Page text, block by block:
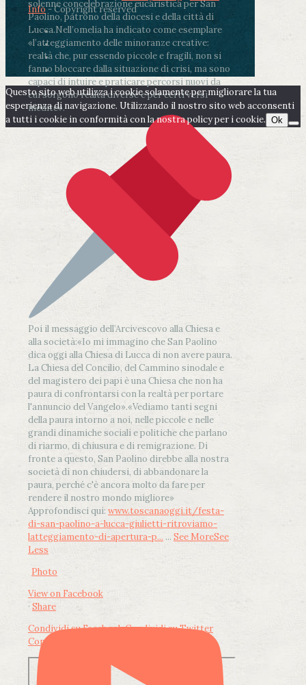
solenne concelebrazione eucaristica per San
Paolino, patrono della diocesi e della città di
Lucca.Nell’omelia ha indicato come esemplare
«l’atteggiamento delle minoranze creative:
realtà che, pur essendo piccole e fragili, non si
fanno bloccare dalla situazione di crisi, ma sono
capaci di intuire e praticare percorsi nuovi da
cui sorgono realtà diverse e per certi versi
inedite».
Poi il messaggio dell’Arcivescovo alla Chiesa e
alla società:«Io mi immagino che San Paolino
dica oggi alla Chiesa di Lucca di non avere paura.
La Chiesa del Concilio, del Cammino sinodale e
del magistero dei papi è una Chiesa che non ha
paura di confrontarsi con la realtà per portare
l'annuncio del Vangelo».«Vediamo tanti segni
della paura intorno a noi, nelle piccole e nelle
grandi dinamiche sociali e politiche che parlano
di riarmo, di chiusura e di remigrazione. Di
fronte a questo, San Paolino direbbe alla nostra
società di non chiudersi, di abbandonare la
paura, perché c'è ancora molto da fare per
rendere il nostro mondo migliore»
Approfondisci qui: www.toscanaoggi.it/festa-
di-san-paolino-a-lucca-giulietti-ritroviamo-
latteggiamento-di-apertura-p... ... See MoreSee
Less
Photo
View on Facebook
· Share
Condividi su FacebookCondividi su Twitter
Condividi su LinkedIn
Info- Copyright reserved
Questo sito web utilizza i cookie solamente per migliorare la tua
esperienza di navigazione. Utilizzando il nostro sito web acconsenti
a tutti i cookie in conformità con la nostra policy per i cookie. Ok